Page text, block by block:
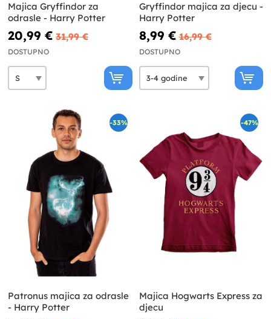
Majica Gryffindor za
odrasle - Harry Potter
20,99 € 31,99 €
DOSTUPNO
Gryffindor majica za djecu -
Harry Potter
8,99 € 16,99 €
DOSTUPNO
-33%
Patronus majica za odrasle
- Harry Potter
-47%
Majica Hogwarts Express za
djecu